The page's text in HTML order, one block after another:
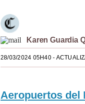
Karen Guardia
28/03/2024 05H40-
Aeropuertos del